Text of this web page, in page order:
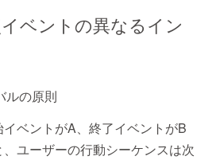
ベントの異なるイン
ルの原則
ベントがA、終了イベントがB
ユーザーの行動シーケンスは次